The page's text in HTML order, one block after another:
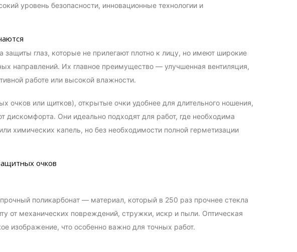
уровень безопасности, инновационные технологии и
защиты глаз, которые не прилегают плотно к лицу, но имеют широкие
направлений. Их главное преимущество — улучшенная вентиляция,
работе или высокой влажности.
очков или щитков), открытые очки удобнее для длительного ношения,
дискомфорта. Они идеально подходят для работ, где необходима
химических капель, но без необходимости полной герметизации
очков
поликарбонат — материал, который в 250 раз прочнее стекла
от механических повреждений, стружки, искр и пыли. Оптическая
изображение, что особенно важно для точных работ.